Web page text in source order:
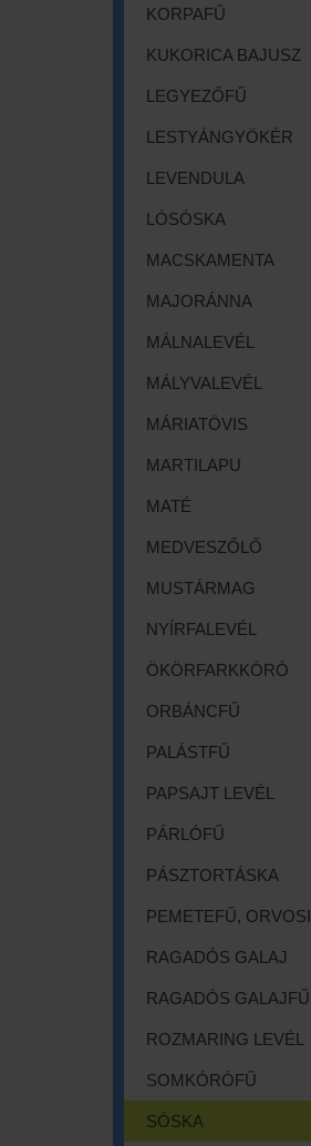
KORPAFŰ
KUKORICA BAJUSZ
LEGYEZŐFŰ
LESTYÁNGYÖKÉR
LEVENDULA
LÓSÓSKA
MACSKAMENTA
MAJORÁNNA
MÁLNALEVÉL
MÁLYVALEVÉL
MÁRIATÖVIS
MARTILAPU
MATÉ
MEDVESZŐLŐ
MUSTÁRMAG
NYÍRFALEVÉL
ÖKÖRFARKKÓRÓ
ORBÁNCFŰ
PALÁSTFŰ
PAPSAJT LEVÉL
PÁRLÓFŰ
PÁSZTORTÁSKA
PEMETEFŰ, ORVOSI
RAGADÓS GALAJ
RAGADÓS GALAJFŰ
ROZMARING LEVÉL
SOMKÓRÓFŰ
SÓSKA